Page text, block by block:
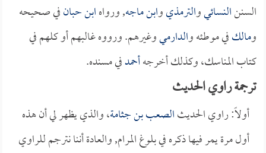
السننالنسائيوالترمذيوابن ماجه, ورواهابن حبانفي صحيحه
ومالكفي موطئه والدارميوغيرهم. ورووه غالبهم أو كلهم في
كتاب المناسك، وكذلك أخرجهأحمدفي مسنده.
ترجمة راوي الحديث
أولاً: راوي الحديثالصعب بن جثامة، والذي يظهر لي أن هذه
أول مرة يمر فيها ذكره في بلوغ المرام, والعادة أننا نترجم للراوي